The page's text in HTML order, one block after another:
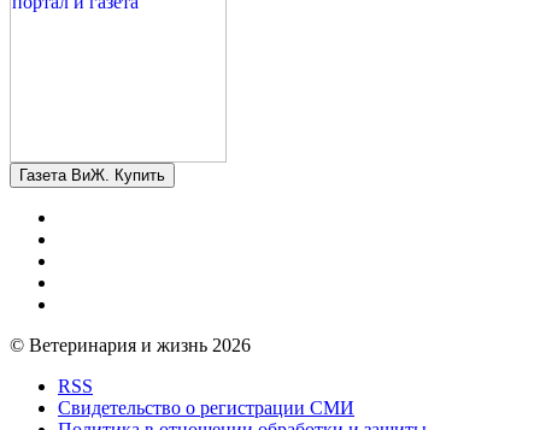
Газета ВиЖ. Купить
© Ветеринария и жизнь 2026
RSS
Свидетельство о регистрации СМИ